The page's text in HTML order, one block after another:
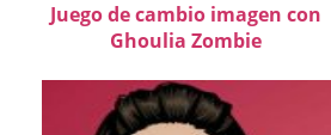
Juego de cambio imagen con
Ghoulia Zombie